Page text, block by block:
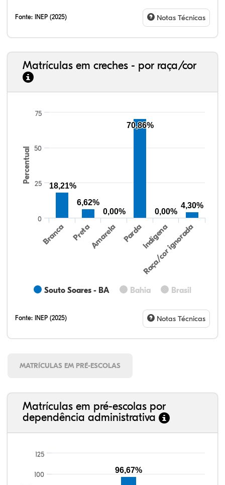
Fonte: INEP (2025) Notas Técnicas
Matrículas em creches - por raça/cor
Percentual
Souto Soares - BA Bahia Brasil
Branca PretaAmarela PardaIndígena
Raça/cor ignorada
0
25
50
75
18,21%
6,62%
0,00%
70,86%
0,00%
4,30%
Fonte: INEP (2025) Notas Técnicas
MATRÍCULAS EM PRÉ-ESCOLAS
Matrículas em pré-escolas por
dependência administrativa
100
125
96,67%
8,98%
16,98%
0,40%
70,62%
0,62%
2,40%
33,06%
7,95%
0,46%
55,81%
1,22%
1,50%